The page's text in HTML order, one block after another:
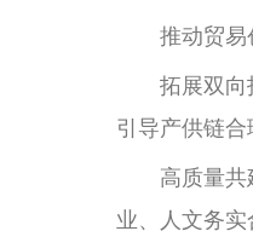
推动贸易创
拓展双向投
引导产供链合
高质量共建
业、人文务